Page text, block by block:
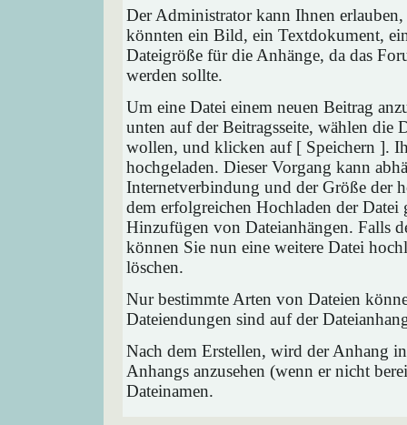
Der Administrator kann Ihnen
könnten ein Bild, ein Textdokument,
Dateigröße für die Anhänge, da das
werden sollte.
Um eine Datei einem neuen Beitrag
unten auf der Beitragsseite, wählen
wollen, und klicken auf [ Speichern ].
hochgeladen. Dieser Vorgang kann
Internetverbindung und der Größe der
dem erfolgreichen Hochladen der
Hinzufügen von Dateianhängen. Falls
können Sie nun eine weitere Datei
löschen.
Nur bestimmte Arten von Dateien
Dateiendungen sind auf der
Nach dem Erstellen, wird der Anhang
Anhangs anzusehen (wenn er nicht
Dateinamen.